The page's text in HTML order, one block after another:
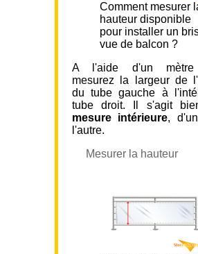
Comment mesurer
hauteur disponible
pour installer un
vue de balcon ?
A l'aide d'un mètre
mesurez la largeur de
du tube gauche à
tube droit. Il s'agit
mesure intérieure,
l'autre.
Mesurer la hauteur